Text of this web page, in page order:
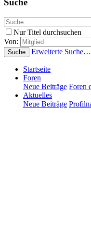
Suche
Nur Titel durchsuchen
Von:
Suche Erweiterte Suche…
Startseite
Foren
Neue Beiträge Foren
Aktuelles
Neue Beiträge